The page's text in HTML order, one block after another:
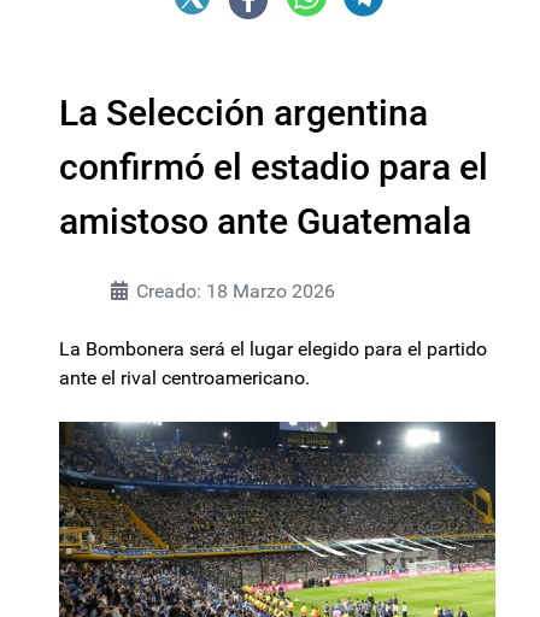
La Selección argentina
confirmó el estadio para el
amistoso ante Guatemala
Creado: 18 Marzo 2026
La Bombonera será el lugar elegido para el partido
ante el rival centroamericano.